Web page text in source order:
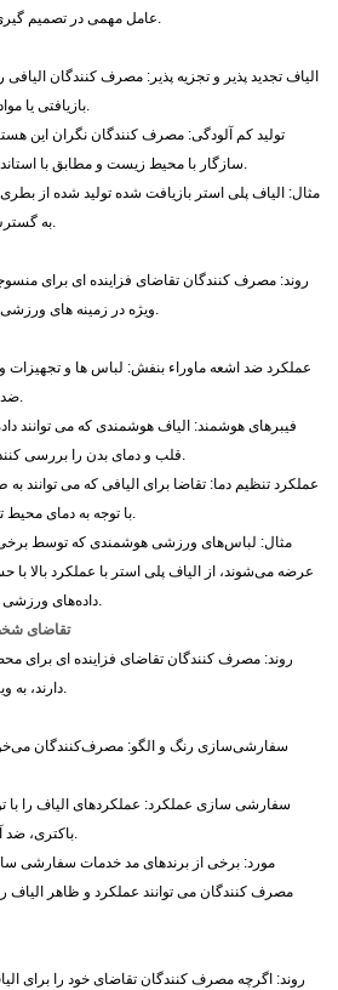
عامل مهمی در تصمیم گیری مصرف کننده تبدیل شده است.
الیاف تجدید پذیر و تجزیه پذیر: مصرف کنندگان
بازیافتی یا مواد اولیه زیستی ساخته شده باشند.
تولید کم آلودگی: مصرف کنندگان نگران این
سازگار با محیط زیست و مطابق با استانداردهای توسعه پایدار است یا خیر.
مثال: الیاف پلی استر بازیافت شده تولید شده از
به گسترش سهم بازار خود ادامه می دهند.
روند: مصرف کنندگان تقاضای فزاینده ای برای
ویژه در زمینه های ورزشی، پوشاک در فضای باز و هوشمند.
عملکرد ضد اشعه ماوراء بنفش: لباس ها و تجهیزات
ضد اشعه ماوراء بنفش داشته باشند.
فیبرهای هوشمند: الیاف هوشمندی که می توانند
قلب و دمای بدن را بررسی کنند توجه ها را به خود جلب کرده اند.
عملکرد تنظیم دما: تقاضا برای الیافی که می توانند به
با توجه به دمای محیط تنظیم کنند در حال افزایش است.
مثال: لباس‌های ورزشی هوشمندی که توسط
عرضه می‌شوند، از الیاف پلی استر با عملکرد بالا با
داده‌های ورزشی در زمان واقعی استفاده می‌کنند.
4. تقاضای
روند: مصرف کنندگان تقاضای فزاینده ای
دارند، به ویژه در بازارهای مد و گران قیمت.
سفارشی‌سازی رنگ و الگو: مصرف‌کنندگان
سفارشی سازی عملکرد: عملکردهای الیاف را با
باکتری، ضد آب، تنفس و غیره سفارشی کنید.
مورد: برخی از برندهای مد خدمات سفارشی
مصرف کنندگان می توانند عملکرد و ظاهر الیاف
روند: اگرچه مصرف کنندگان تقاضای خود را برای الیاف